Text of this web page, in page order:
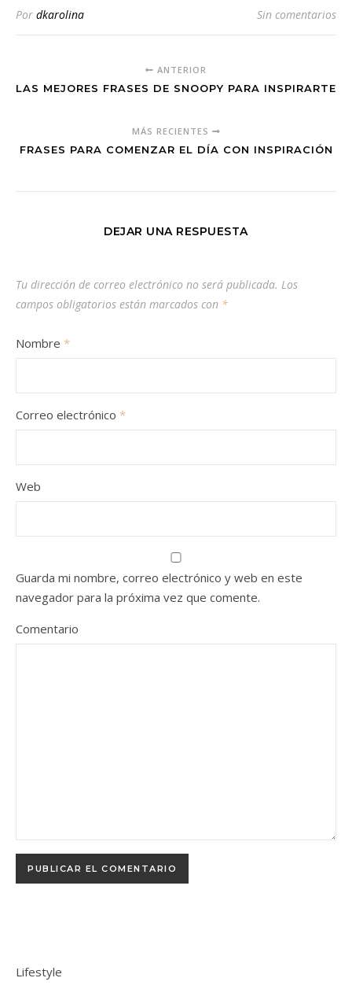
Por dkarolina Sin comentarios
ANTERIOR
LAS MEJORES FRASES DE SNOOPY PARA INSPIRARTE
MÁS RECIENTES
FRASES PARA COMENZAR EL DÍA CON INSPIRACIÓN
DEJAR UNA RESPUESTA
Tu dirección de correo electrónico no será publicada. Los
campos obligatorios están marcados con *
Nombre *
Correo electrónico *
Web
Guarda mi nombre, correo electrónico y web en este
navegador para la próxima vez que comente.
Comentario
Lifestyle